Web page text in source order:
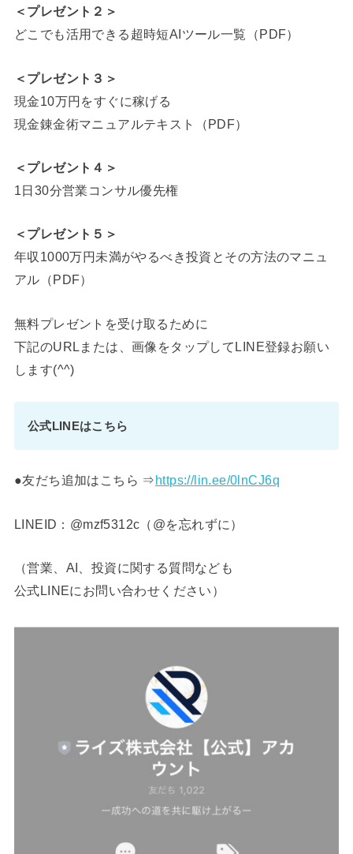
＜プレゼント２＞
どこでも活用できる超時短AIツール一覧（PDF）
＜プレゼント３＞
現金10万円をすぐに稼げる
現金錬金術マニュアルテキスト（PDF）
＜プレゼント４＞
1日30分営業コンサル優先権
＜プレゼント５＞
年収1000万円未満がやるべき投資とその方法のマニュ
アル（PDF）
無料プレゼントを受け取るために
下記のURLまたは、画像をタップしてLINE登録お願い
します(^^)
公式LINEはこちら
●友だち追加はこちら ⇒https://lin.ee/0lnCJ6q
LINEID：@mzf5312c（@を忘れずに）
（営業、AI、投資に関する質問なども
公式LINEにお問い合わせください）